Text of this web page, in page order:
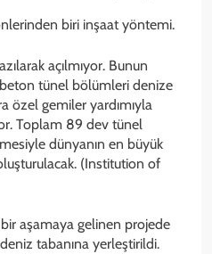
biri inşaat yöntemi.
açılmıyor. Bunun
tünel bölümleri denize
özel gemiler yardımıyla
Toplam 89 dev tünel
dünyanın en büyük
(Institution of
aşamaya gelinen projede
tabanına yerleştirildi.